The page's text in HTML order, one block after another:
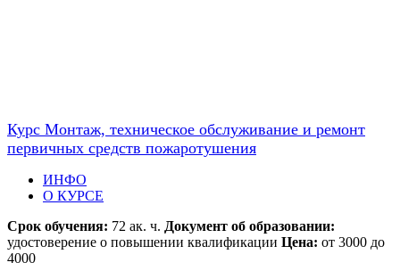
Курс Монтаж, техническое обслуживание и ремонт
первичных средств пожаротушения
ИНФО
О КУРСЕ
Срок обучения: 72 ак. ч. Документ об образовании:
удостоверение о повышении квалификации Цена: от 3000 до
4000